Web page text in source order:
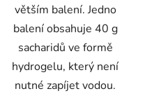
větším balení. Jedno
balení obsahuje 40 g
sacharidů ve formě
hydrogelu, který není
nutné zapíjet vodou.